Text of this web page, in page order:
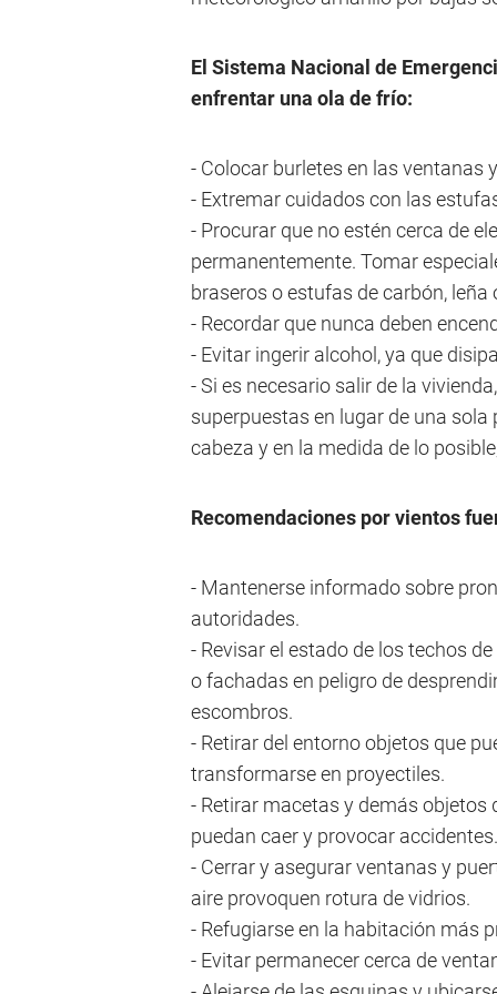
El Sistema Nacional de
enfrentar una ola de frío:
- Colocar burletes en las ventanas
- Extremar cuidados con las
- Procurar que no estén cerca de
permanentemente. Tomar
braseros o estufas de carbón, leña
- Recordar que nunca deben
- Evitar ingerir alcohol, ya que
- Si es necesario salir de la
superpuestas en lugar de una
cabeza y en la medida de lo
Recomendaciones por vientos
- Mantenerse informado sobre
autoridades.
- Revisar el estado de los techos
o fachadas en peligro de
escombros.
- Retirar del entorno objetos que
transformarse en proyectiles.
- Retirar macetas y demás objetos
puedan caer y provocar accidentes.
- Cerrar y asegurar ventanas y
aire provoquen rotura de vidrios.
- Refugiarse en la habitación más
- Evitar permanecer cerca de